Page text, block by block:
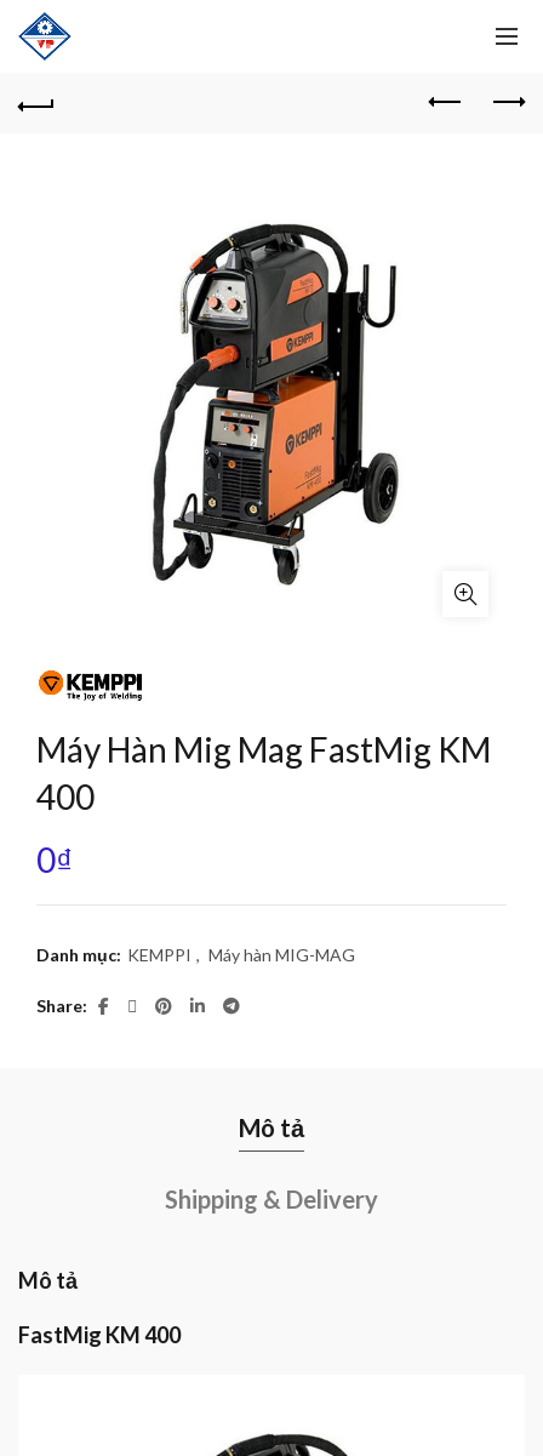
Máy Hàn Mig Mag FastMig KM
400
0₫
Danh mục: KEMPPI , Máy hàn MIG-MAG
Share
Mô tả
Shipping & Delivery
Mô tả
FastMig KM 400